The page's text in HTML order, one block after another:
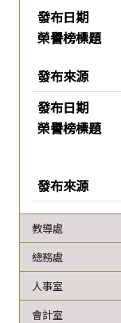
榮譽榜列表
發布日期
榮譽榜標題
發布來源
發布日期
榮譽榜標題
發布來源
教導處
總務處
人事室
會計室